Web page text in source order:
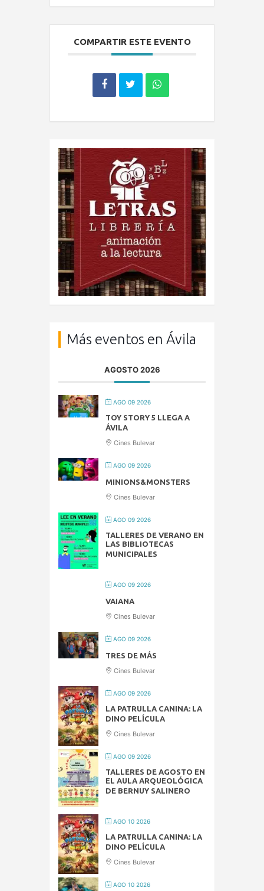
COMPARTIR ESTE EVENTO
Más eventos en Ávila
AGOSTO 2026
AGO 09 2026
TOY STORY 5 LLEGA A
ÁVILA
Cines Bulevar
AGO 09 2026
MINIONS&MONSTERS
Cines Bulevar
AGO 09 2026
TALLERES DE VERANO EN
LAS BIBLIOTECAS
MUNICIPALES
AGO 09 2026
VAIANA
Cines Bulevar
AGO 09 2026
TRES DE MÁS
Cines Bulevar
AGO 09 2026
LA PATRULLA CANINA: LA
DINO PELÍCULA
Cines Bulevar
AGO 09 2026
TALLERES DE AGOSTO EN
EL AULA ARQUEOLÓGICA
DE BERNUY SALINERO
AGO 10 2026
LA PATRULLA CANINA: LA
DINO PELÍCULA
Cines Bulevar
AGO 10 2026